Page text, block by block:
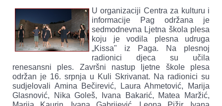
U organizaciji Centra za kulturu i
informacije Pag održana je
sedmodnevna Ljetna škola plesa
koju je vodila plesna udruga
„Kissa" iz Paga. Na plesnoj
radionici djeca su učila
renesansni ples. Završni nastup ljetne škole plesa
održan je 16. srpnja u Kuli Skrivanat. Na radionici su
sudjelovali Amina Bečirević, Laura Ahmetović, Marija
Glasnović, Nika Goleš, Ivana Bakarić, Matea Maržić,